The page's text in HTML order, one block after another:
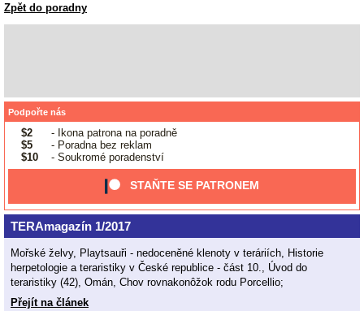
Zpět do poradny
Podpořte nás
$2
- Ikona patrona na poradně
$5
- Poradna bez reklam
$10
- Soukromé poradenství
STAŇTE SE PATRONEM
TERAmagazín 1/2017
Mořské želvy, Playtsauři - nedoceněné klenoty v teráriích, Historie
herpetologie a teraristiky v České republice - část 10., Úvod do
teraristiky (42), Omán, Chov rovnakonôžok rodu Porcellio;
Přejít na článek